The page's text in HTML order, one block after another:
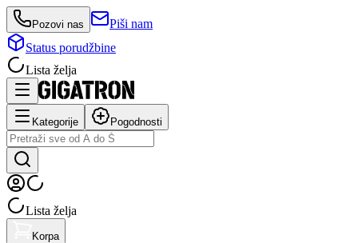
Pozovi nas
Piši nam
Status porudžbine
Lista želja
Kategorije Pogodnosti
Lista želja
Korpa